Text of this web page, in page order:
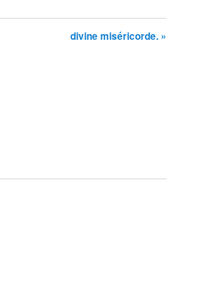
divine miséricorde. »